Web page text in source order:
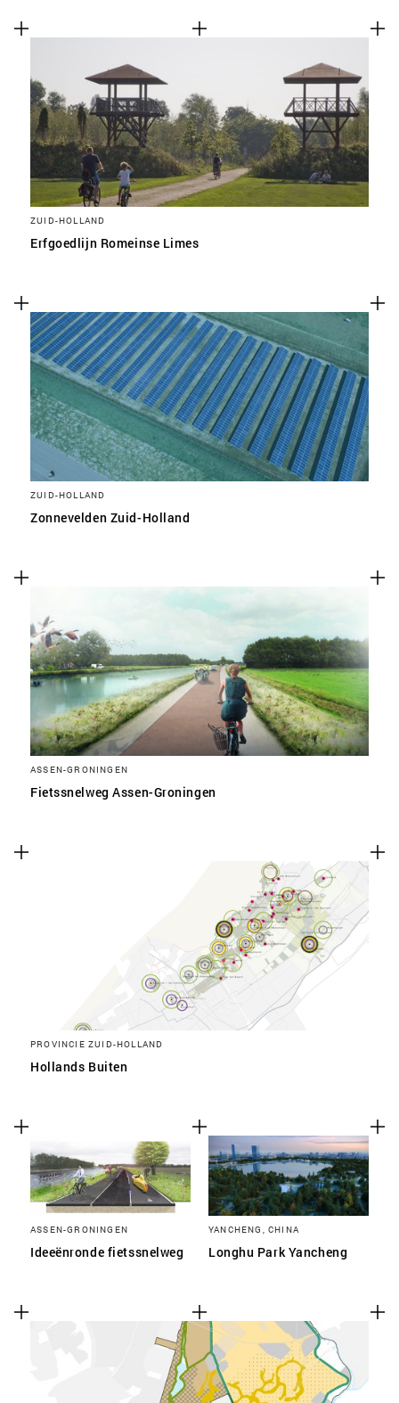
ZUID-HOLLAND
Erfgoedlijn Romeinse Limes
ZUID-HOLLAND
Zonnevelden Zuid-Holland
ASSEN-GRONINGEN
Fietssnelweg Assen-Groningen
PROVINCIE ZUID-HOLLAND
Hollands Buiten
ASSEN-GRONINGEN
Ideeënronde fietssnelweg
YANCHENG, CHINA
Longhu Park Yancheng